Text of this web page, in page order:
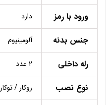
ورود با رمز دارد
جنس بدنه آلومینیوم
رله داخلی 2 عدد
نوع نصب روکار / توکار